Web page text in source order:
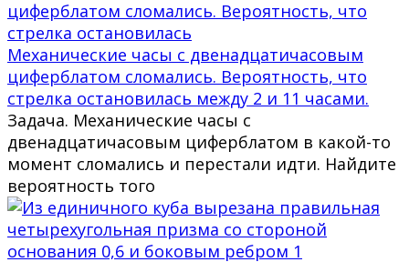
Механические часы с двенадцатичасовым
циферблатом сломались. Вероятность, что
стрелка остановилась между 2 и 11 часами.
Задача. Механические часы с
двенадцатичасовым циферблатом в какой-то
момент сломались и перестали идти. Найдите
вероятность того